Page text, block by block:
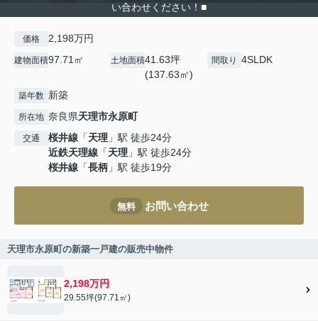
い合わせください！■
価格 2,198万円
建物面積97.71㎡ 土地面積41.63坪
(137.63㎡)
間取り 4SLDK
築年数 新築
所在地 奈良県天理市永原町
交通 桜井線 「天理 」駅 徒歩24分
近鉄天理線 「天理 」駅 徒歩24分
桜井線 「長柄 」駅 徒歩19分
無料 お問い合わせ
天理市永原町の新築一戸建の販売中物件
2,198万円
29.55坪(97.71㎡)